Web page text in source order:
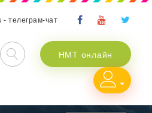
- телеграм-чат
НМТ онлайн